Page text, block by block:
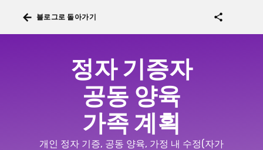
arrow_back 블로그로 돌아가기 share
정자 기증자
공동 양육
가족 계획
개인 정자 기증, 공동 양육, 가정 내 수정(자가